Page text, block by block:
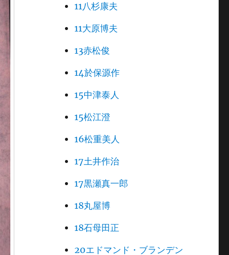
11八杉康夫
11大原博夫
13赤松俊
14於保源作
15中津泰人
15松江澄
16松重美人
17土井作治
17黒瀬真一郎
18丸屋博
18石母田正
20エドマンド・ブランデン